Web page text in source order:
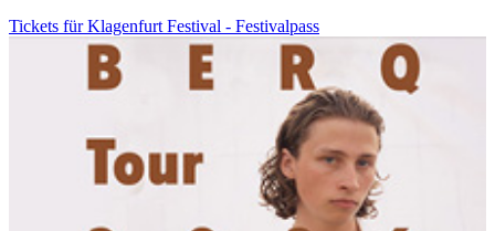
Tickets für Klagenfurt Festival - Festivalpass